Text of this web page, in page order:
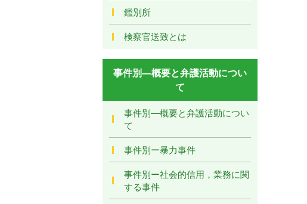
鑑別所
検察官送致とは
事件別―概要と弁護活動につい
て
事件別―概要と弁護活動につい
て
事件別ー暴力事件
事件別ー社会的信用，業務に関
する事件